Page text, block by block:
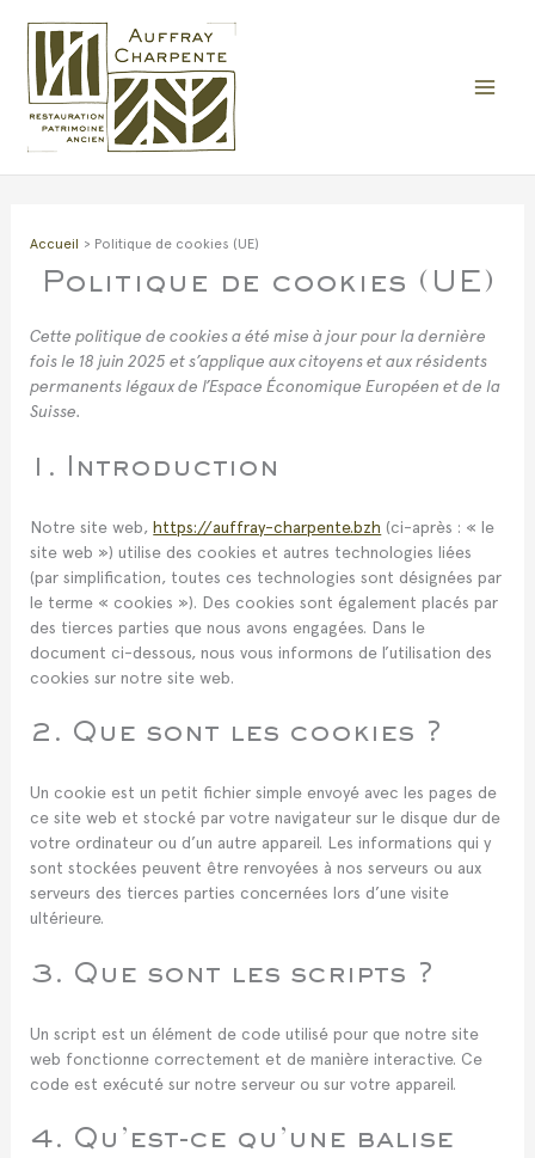
contenu
Accueil Politique de cookies (UE)
Politique de cookies (UE)
Cette politique de cookies a été mise à jour pour la dernière
fois le 18 juin 2025 et s’applique aux citoyens et aux résidents
permanents légaux de l’Espace Économique Européen et de la
Suisse.
1. Introduction
Notre site web,https://auffray-charpente.bzh (ci-après : « le
site web ») utilise des cookies et autres technologies liées
(par simplification, toutes ces technologies sont désignées par
le terme « cookies »). Des cookies sont également placés par
des tierces parties que nous avons engagées. Dans le
document ci-dessous, nous vous informons de l’utilisation des
cookies sur notre site web.
2. Que sont les cookies ?
Un cookie est un petit fichier simple envoyé avec les pages de
ce site web et stocké par votre navigateur sur le disque dur de
votre ordinateur ou d’un autre appareil. Les informations qui y
sont stockées peuvent être renvoyées à nos serveurs ou aux
serveurs des tierces parties concernées lors d’une visite
ultérieure.
3. Que sont les scripts ?
Un script est un élément de code utilisé pour que notre site
web fonctionne correctement et de manière interactive. Ce
code est exécuté sur notre serveur ou sur votre appareil.
4. Qu’est-ce qu’une balise